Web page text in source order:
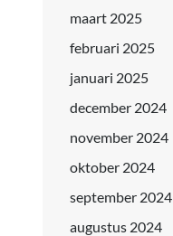
maart 2025
februari 2025
januari 2025
december 2024
november 2024
oktober 2024
september 2024
augustus 2024